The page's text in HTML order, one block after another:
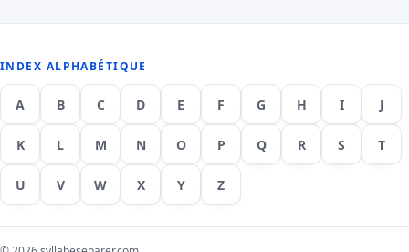
INDEX ALPHABÉTIQUE
A B C D E F G H I J
K L M N O P Q R S T
U V W X Y Z